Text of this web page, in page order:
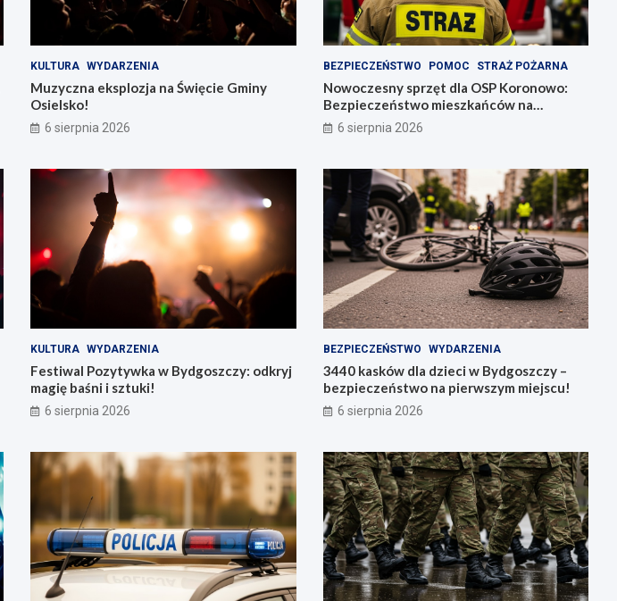
KULTURA WYDARZENIA
Muzyczna eksplozja na Święcie Gminy
Osielsko!
6 sierpnia 2026
BEZPIECZEŃSTWO POMOC STRAŻ POŻARNA
Nowoczesny sprzęt dla OSP Koronowo:
Bezpieczeństwo mieszkańców na
pierwszym miejscu!
6 sierpnia 2026
KULTURA WYDARZENIA
Festiwal Pozytywka w Bydgoszczy: odkryj
magię baśni i sztuki!
6 sierpnia 2026
BEZPIECZEŃSTWO WYDARZENIA
3440 kasków dla dzieci w Bydgoszczy –
bezpieczeństwo na pierwszym miejscu!
6 sierpnia 2026